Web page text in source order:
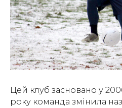
Цей клуб засновано у
року команда змінила